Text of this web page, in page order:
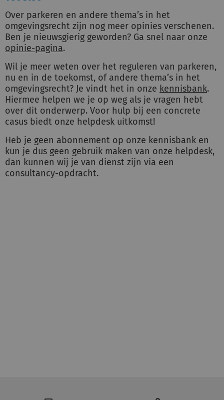
Over parkeren en andere thema’s in het
omgevingsrecht zijn nog meer opinies verschenen.
Ben je nieuwsgierig geworden? Ga snel naar onze
opinie-pagina.
Wil je meer weten over het reguleren van parkeren,
nu en in de toekomst, of andere thema’s in het
omgevingsrecht? Je vindt het in onze kennisbank.
Hiermee helpen we je op weg als je vragen hebt
over dit onderwerp. Voor hulp bij een concrete
casus biedt onze helpdesk uitkomst!
Heb je geen abonnement op onze kennisbank en
kun je dus geen gebruik maken van onze helpdesk,
dan kunnen wij je van dienst zijn via een
consultancy-opdracht.